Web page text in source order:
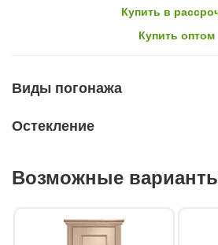
Купить в
Купить оптом
Виды погонажа
Остекление
Возможные